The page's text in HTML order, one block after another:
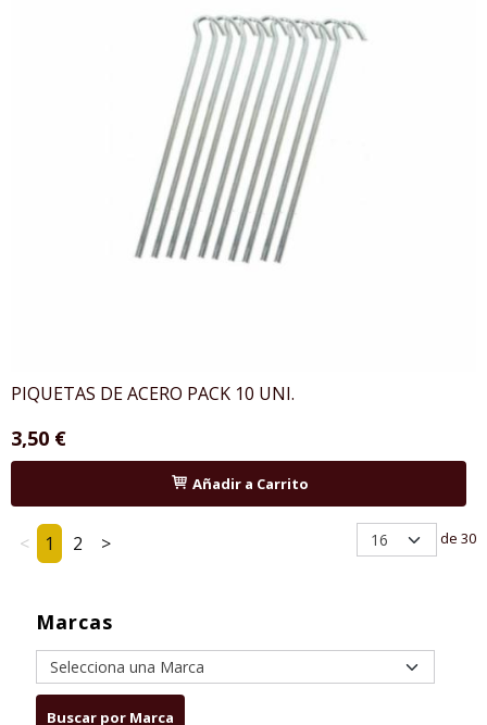
Marcas
PIQUETAS DE ACERO PACK 10 UNI.
3,50 €
Añadir a Carrito
< 1 2 > de 30